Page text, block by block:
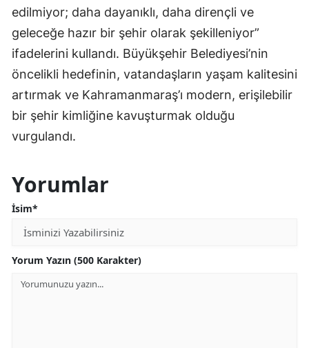
edilmiyor; daha dayanıklı, daha dirençli ve
geleceğe hazır bir şehir olarak şekilleniyor”
ifadelerini kullandı. Büyükşehir Belediyesi’nin
öncelikli hedefinin, vatandaşların yaşam kalitesini
artırmak ve Kahramanmaraş’ı modern, erişilebilir
bir şehir kimliğine kavuşturmak olduğu
vurgulandı.
Yorumlar
İsim*
Yorum Yazın (500 Karakter)